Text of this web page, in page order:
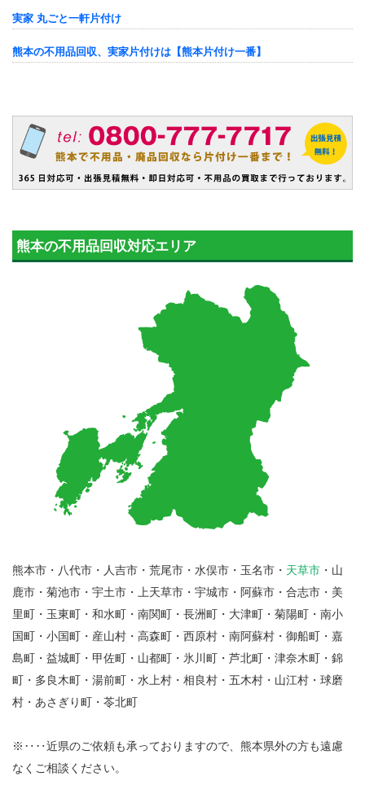
実家 丸ごと一軒片付け
熊本の不用品回収、実家片付けは【熊本片付け一番】
熊本の不用品回収対応エリア
熊本市・八代市・人吉市・荒尾市・水俣市・玉名市・ 天草市 ・山
鹿市・菊池市・宇土市・上天草市・宇城市・阿蘇市・合志市・美
里町・玉東町・和水町・南関町・長洲町・大津町・菊陽町・南小
国町・小国町・産山村・高森町・西原村・南阿蘇村・御船町・嘉
島町・益城町・甲佐町・山都町・氷川町・芦北町・津奈木町・錦
町・多良木町・湯前町・水上村・相良村・五木村・山江村・球磨
村・あさぎり町・苓北町
※‥‥近県のご依頼も承っておりますので、熊本県外の方も遠慮
なくご相談ください。